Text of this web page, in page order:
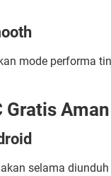
mode performa
selama